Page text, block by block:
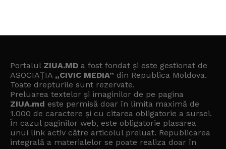
Portalul ZIUA.MD a fost fondat și este gestionat de
ASOCIAȚIA „CIVIC MEDIA” din Republica Moldova.
Toate drepturile sunt rezervate.
Preluarea textelor și imaginilor de pe pagina
ZIUA.md este permisă doar în limita maximă de
1.000 de caractere și cu citarea obligatorie a sursei.
În cazul paginilor web, este obligatorie plasarea
unui link activ către articolul preluat. Republicarea
integrală a materialelor se poate realiza doar în